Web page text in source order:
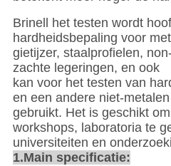
Brinell het testen wordt
hardheidsbepaling voor
gietijzer, staalprofielen,
zachte legeringen, en ook
kan voor het testen van
en een andere niet-
gebruikt. Het is geschikt
workshops, laboratoria te
universiteiten en
1.Main specificatie: